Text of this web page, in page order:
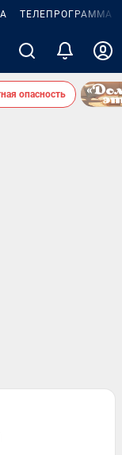
ТЕЛЕПРОГРАММА
опасность